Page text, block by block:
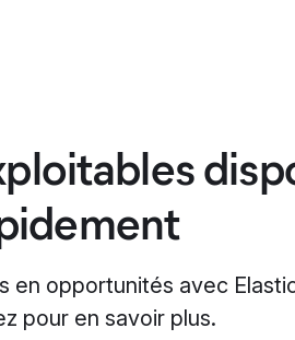
en opportunités avec
pour en savoir plus.